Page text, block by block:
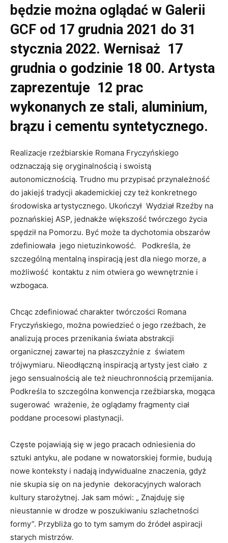
będzie można oglądać w Galerii
GCF od 17 grudnia 2021 do 31
stycznia 2022. Wernisaż 17
grudnia o godzinie 18 00. Artysta
zaprezentuje 12 prac
wykonanych ze stali, aluminium,
brązu i cementu syntetycznego.
Realizacje rzeźbiarskie Romana Fryczyńskiego
odznaczają się oryginalnością i swoistą
autonomicznością. Trudno mu przypisać przynależność
do jakiejś tradycji akademickiej czy też konkretnego
środowiska artystycznego. Ukończył Wydział Rzeźby na
poznańskiej ASP, jednakże większość twórczego życia
spędził na Pomorzu. Być może ta dychotomia obszarów
zdefiniowała jego nietuzinkowość. Podkreśla, że
szczególną mentalną inspiracją jest dla niego morze, a
możliwość kontaktu z nim otwiera go wewnętrznie i
wzbogaca.
Chcąc zdefiniować charakter twórczości Romana
Fryczyńskiego, można powiedzieć o jego rzeźbach, że
analizują proces przenikania świata abstrakcji
organicznej zawartej na płaszczyźnie z światem
trójwymiaru. Nieodłączną inspiracją artysty jest ciało z
jego sensualnością ale też nieuchronnością przemijania.
Podkreśla to szczególna konwencja rzeźbiarska, mogąca
sugerować wrażenie, że oglądamy fragmenty ciał
poddane procesowi plastynacji.
Częste pojawiają się w jego pracach odniesienia do
sztuki antyku, ale podane w nowatorskiej formie, budują
nowe konteksty i nadają indywidualne znaczenia, gdyż
nie skupia się on na jedynie dekoracyjnych walorach
kultury starożytnej. Jak sam mówi: „ Znajduję się
nieustannie w drodze w poszukiwaniu szlachetności
formy”. Przybliża go to tym samym do źródeł aspiracji
starych mistrzów.